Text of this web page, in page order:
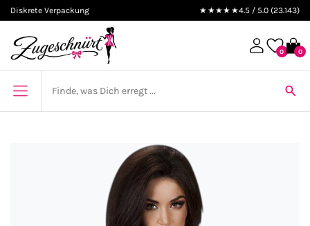
Diskrete Verpackung ★★★★★4.5 / 5.0 (23.143)
0 0